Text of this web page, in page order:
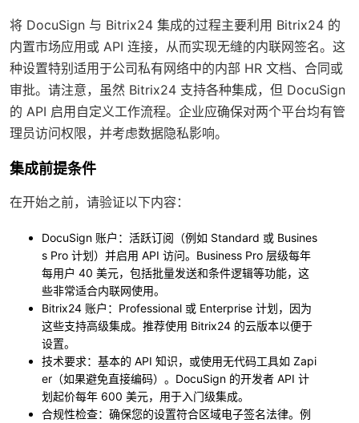
将 DocuSign 与 Bitrix24 集成的过程主要利用 Bitrix24 的
内置市场应用或 API 连接，从而实现无缝的内联网签名。这
种设置特别适用于公司私有网络中的内部 HR 文档、合同或
审批。请注意，虽然 Bitrix24 支持各种集成，但 DocuSign
的 API 启用自定义工作流程。企业应确保对两个平台均有管
理员访问权限，并考虑数据隐私影响。
集成前提条件
在开始之前，请验证以下内容：
DocuSign 账户 ：活跃订阅（例如 Standard 或 Busines
s Pro 计划）并启用 API 访问。Business Pro 层级每年
每用户 40 美元，包括批量发送和条件逻辑等功能，这
些非常适合内联网使用。
Bitrix24 账户 ：Professional 或 Enterprise 计划，因为
这些支持高级集成。推荐使用 Bitrix24 的云版本以便于
设置。
技术要求：基本的 API 知识，或使用无代码工具如 Zapi
er（如果避免直接编码）。DocuSign 的开发者 API 计
划起价每年 600 美元，用于入门级集成。
合规性检查：确保您的设置符合区域电子签名法律。例